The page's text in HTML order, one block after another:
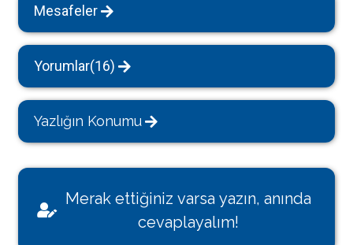
Mesafeler
Yorumlar(16)
Yazlığın Konumu
Merak ettiğiniz varsa yazın, anında
cevaplayalım!